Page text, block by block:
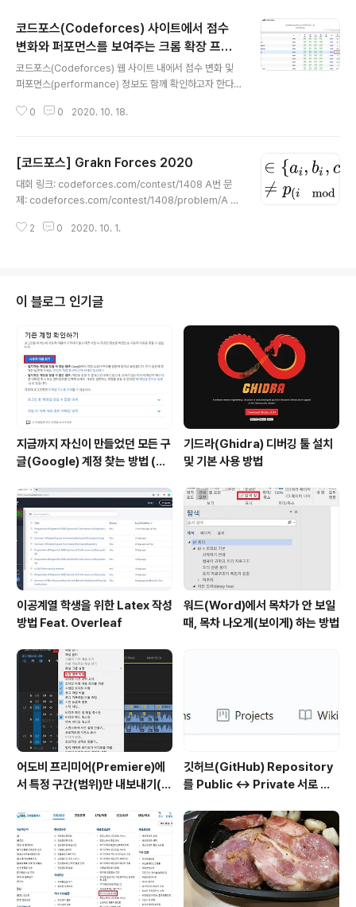
코드포스(Codeforces) 사이트에서 점수
변화와 퍼포먼스를 보여주는 크롬 확장 프로
그램
코드포스(Codeforces) 웹 사이트 내에서 점수 변화 및
퍼포먼스(performance) 정보도 함께 확인하고자 한다
럿을 사용하면 다음과 같이, 내가 오늘 치른 대회에서의 퍼
rrot Rating predictor for Codeforces chrome.go
ogle.com 사이트에 접속한 뒤에 [Chrome에 추가] 버
튼을 눌러서 설치하시면 됩니다. 설치 이후에 크롬(Chro
사이트에 접속해서 이용하실 수 있습니다.
0 0 2020. 10. 18.
[코드포스] Grakn Forces 2020
대회 링크: codeforces.com/contest/1408 A번 문
제: codeforces.com/contest/1408/problem/A 세
길이는 모두 n으로 동일하다. 또한 각 인덱스에 따른 ai, bi,
[0]를 출력한 뒤에 그다음부터는 그리디(greedy)하게 하
나씩 출력하면 된다. 이때 (순환적으로) 인접한 두 수가 서
로 달라지도록 하면 된다. 매번 바로 이전에 출력했던 수를
제외하고 다른 수를 하나 출력하도록 하자. 단, 마지막 수
를..
2 0 2020. 10. 1.
이 블로그 인기글
지금까지 자신이 만들었던 모든 구
글(Google) 계정 찾는 방법 (핸
기드라(Ghidra) 디버깅 툴 설치
및 기본 사용 방법
이공계열 학생을 위한 Latex 작성
방법 Feat. Overleaf
워드(Word)에서 목차가 안 보일
때, 목차 나오게(보이게) 하는 방법
어도비 프리미어(Premiere)에
서 특정 구간(범위)만 내보내기(출
깃허브(GitHub) Repository
를 Public ↔ Private 서로 변